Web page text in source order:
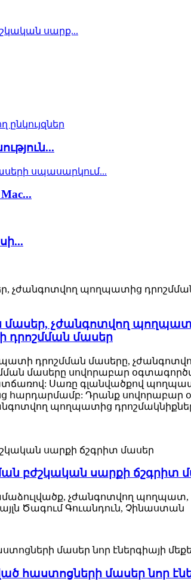
չժանգոտվող
դրոշմման մասեր
դրոշմման մասերը,
մասերը սովորաբար
Սառը գլանվածքով
հարդարմամբ: Դրանք
պողպատից
բժշկական սարքի ճշգրիտ
համաձուլվածք, չժանգոտվող
Ծագում Գուանդուն, Չինաստան
մասեր նոր